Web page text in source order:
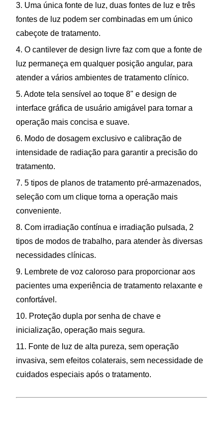
3. Uma única fonte de luz, duas fontes de luz e três
fontes de luz podem ser combinadas em um único
cabeçote de tratamento.
4. O cantilever de design livre faz com que a fonte de
luz permaneça em qualquer posição angular, para
atender a vários ambientes de tratamento clínico.
5. Adote tela sensível ao toque 8" e design de
interface gráfica de usuário amigável para tornar a
operação mais concisa e suave.
6. Modo de dosagem exclusivo e calibração de
intensidade de radiação para garantir a precisão do
tratamento.
7. 5 tipos de planos de tratamento pré-armazenados,
seleção com um clique torna a operação mais
conveniente.
8. Com irradiação contínua e irradiação pulsada, 2
tipos de modos de trabalho, para atender às diversas
necessidades clínicas.
9. Lembrete de voz caloroso para proporcionar aos
pacientes uma experiência de tratamento relaxante e
confortável.
10. Proteção dupla por senha de chave e
inicialização, operação mais segura.
11. Fonte de luz de alta pureza, sem operação
invasiva, sem efeitos colaterais, sem necessidade de
cuidados especiais após o tratamento.